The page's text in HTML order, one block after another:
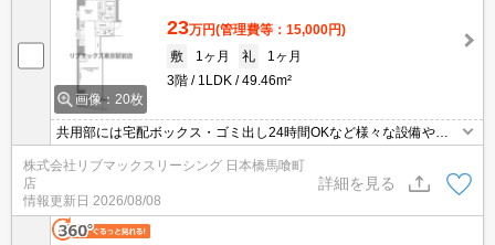
画像：20枚
23万円(管理費等：15,000円)
敷
1ヶ月 礼
1ヶ月
3階
1LDK 49.46m²
共用部には宅配ボックス・ゴミ出し24時間OKなど様々な設備やサ
ービスが揃っているので便利です。室内設備は洗面化粧台・浴室乾
燥機などが揃っているので、快適に過ごしやすいお部屋になりま
す。収納はシューズボックス・クロゼットなどが備え付けられてい
るので、衣類や日用品の収納に重宝します。エレベーター付き物件
です。
株式会社リブマックスリーシング 日本橋馬喰町
店
情報更新日 2026/08/08
詳細を見る